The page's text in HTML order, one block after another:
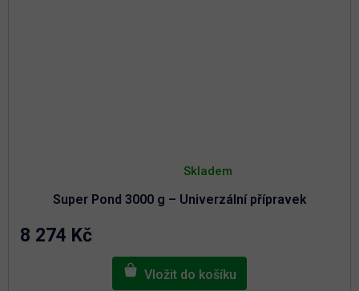
Super Pond 3000 g – Univerzální přípravek
hodnocení
je
5,0
Skladem
8 274 Kč